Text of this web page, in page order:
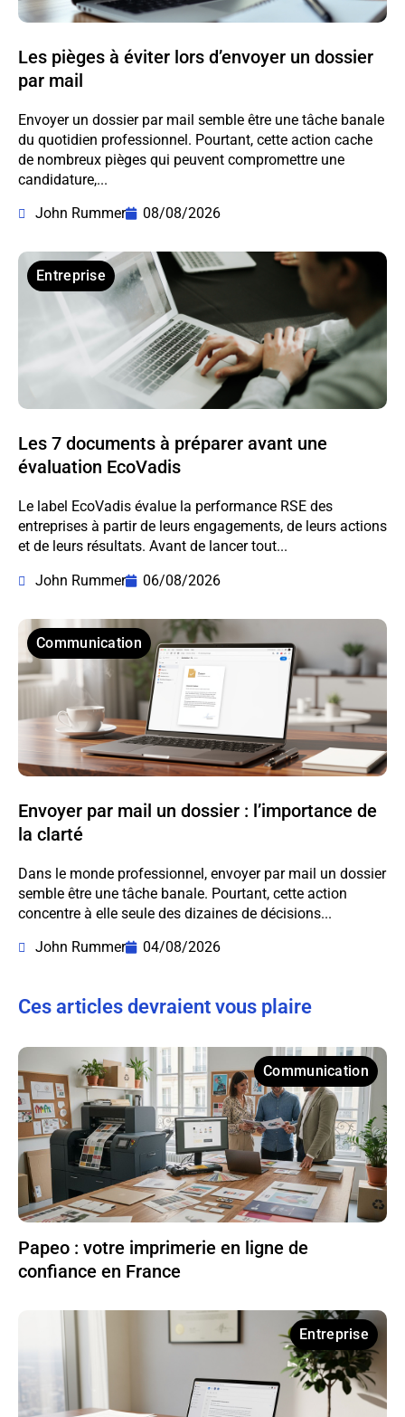
Les pièges à éviter lors d’envoyer un dossier
par mail
Envoyer un dossier par mail semble être une tâche banale
du quotidien professionnel. Pourtant, cette action cache
de nombreux pièges qui peuvent compromettre une
candidature,...
John Rummer
08/08/2026
Entreprise
Les 7 documents à préparer avant une
évaluation EcoVadis
Le label EcoVadis évalue la performance RSE des
entreprises à partir de leurs engagements, de leurs actions
et de leurs résultats. Avant de lancer tout...
John Rummer
06/08/2026
Communication
Envoyer par mail un dossier : l’importance de
la clarté
Dans le monde professionnel, envoyer par mail un dossier
semble être une tâche banale. Pourtant, cette action
concentre à elle seule des dizaines de décisions...
John Rummer
04/08/2026
Ces articles devraient vous plaire
Communication
Papeo : votre imprimerie en ligne de
confiance en France
Entreprise